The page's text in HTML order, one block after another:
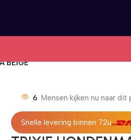
BEIGE
6 Mensen kijken nu naar dit
Snelle levering binnen 72u